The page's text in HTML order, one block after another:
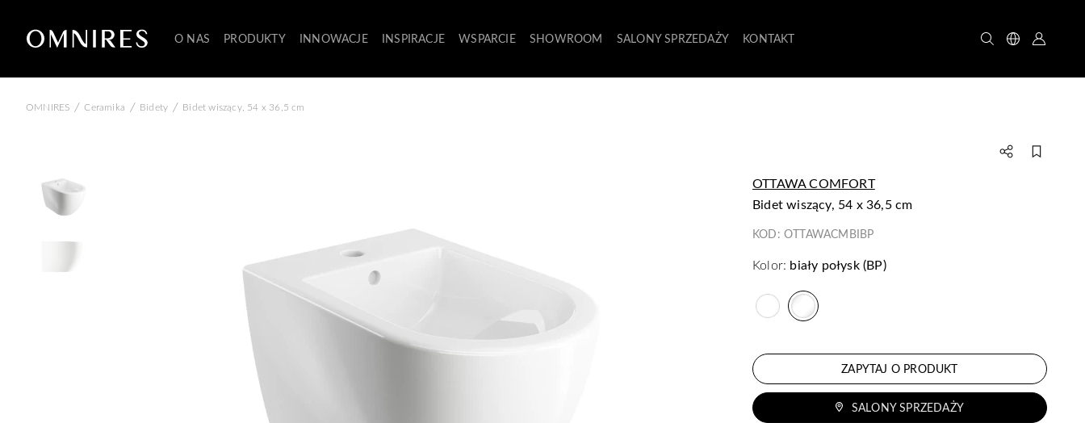
O NAS PRODUKTY INNOWACJE INSPIRACJE WSPARCIE SHOWROOM SALONY SPRZEDAŻY KONTAKT
OMNIRES / Ceramika / Bidety / Bidet wiszący, 54 x 36,5 cm
OTTAWA COMFORT
bidet wiszący, 54 x 36,5 cm
KOD: OTTAWACMBIBP
Kolor: biały połysk (BP)
ZAPYTAJ O PRODUKT
SALONY SPRZEDAŻY